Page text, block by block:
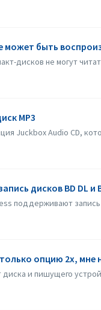
может быть
дисков не могут
MP3
Juckbox Audio CD,
дисков BD DL и
поддерживают запись
опцию 2x, мне
диска и пишущего